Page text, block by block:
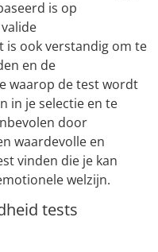
is op
ook verstandig om te
en de
waarop de test wordt
in je selectie en te
door
waardevolle en
vinden die je kan
welzijn.
tests